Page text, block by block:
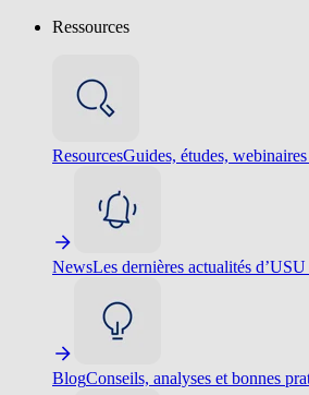
Ressources
ResourcesGuides, études,
NewsLes dernières actualités
BlogConseils, analyses et bonnes